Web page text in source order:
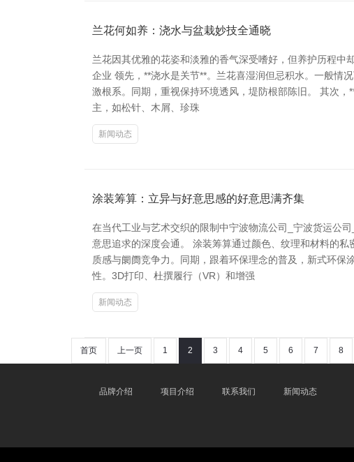
兰花何如养：浇水与盆栽妙技全通晓
兰花因其优雅的花姿和淡雅的香气深受嗜好，但养护历程
企业 领先，**浇水是关节**。兰花喜湿润但忌积水。一般情
激根系。同期，重视保持环境透风，堤防根部陈旧。 其次
主，如松针、木屑、珍珠
新闻动态
涂装筹算：立异与好意思感的好意思满齐集
在当代工业与艺术交织的限制中宁波物流公司_宁波货运公
意思追求的深度会通。 涂装筹算通过颜色、纹理和材料的
质感与阛阓竞争力。同期，跟着环保理念的普及，新式环
性。3D打印、杜撰履行（VR）和增强
新闻动态
首页 上一页 1 2 3 4 5 6 7 8
品牌介绍 项目介绍 联系我们 新闻动态